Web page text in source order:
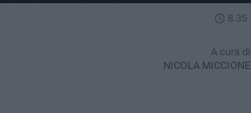
8.35
A cura di
NICOLA MICCIONE